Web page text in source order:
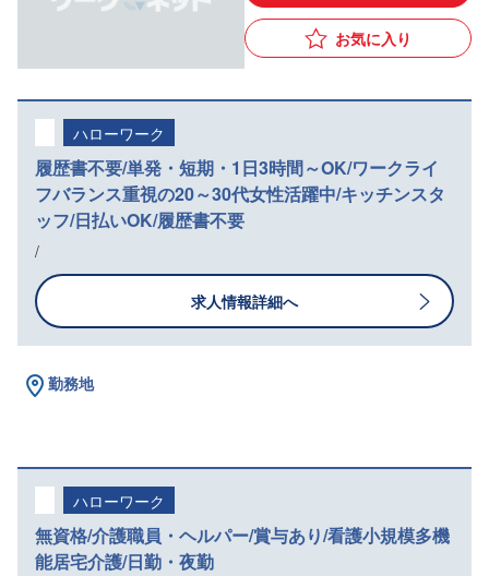
お気に入り
ハローワーク
履歴書不要/単発・短期・1日3時間～OK/ワークライ
フバランス重視の20～30代女性活躍中/キッチンスタ
ッフ/日払いOK/履歴書不要
/
求人情報詳細へ
勤務地
ハローワーク
無資格/介護職員・ヘルパー/賞与あり/看護小規模多機
能居宅介護/日勤・夜勤